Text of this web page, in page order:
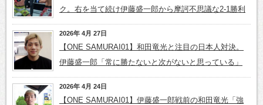
ク。右を当て続け伊藤盛一郎から摩訶不思議な2-1勝利
2026年 4月 27日
【ONE SAMURAI01】和田竜光と注目の日本人対決。
伊藤盛一郎「常に勝たないと次がないと思っている」
2026年 4月 24日
【ONE SAMURAI01】伊藤盛一郎戦前の和田竜光「強